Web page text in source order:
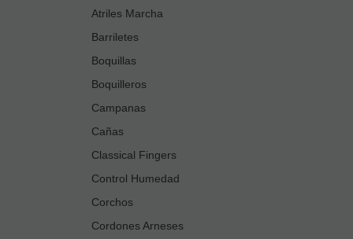
Atriles Marcha
Barriletes
Boquillas
Boquilleros
Campanas
Cañas
Classical Fingers
Control Humedad
Corchos
Cordones Arneses